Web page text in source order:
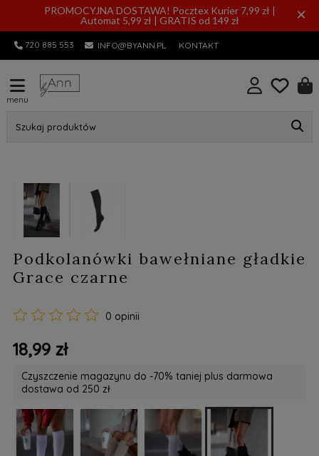
PROMOCYJNA DOSTAWA! Pocztex Kurier 7,99 zł |
Automat 5,99 zł | GRATIS od 149 zł
×
720 885 553 INFO@BYANN.PL KONTAKT
menu
Szukaj produktów
Podkolanówki bawełniane gładkie
Grace czarne
0 opinii
18,99 zł
Czyszczenie magazynu do -70% taniej plus darmowa
dostawa od 250 zł